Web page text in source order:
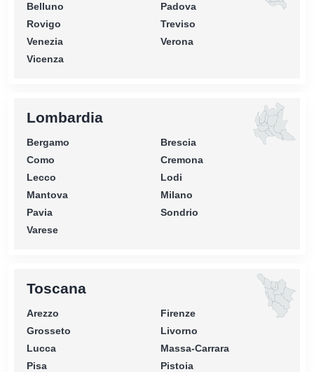
Belluno
Padova
Rovigo
Treviso
Venezia
Verona
Vicenza
Lombardia
Bergamo
Brescia
Como
Cremona
Lecco
Lodi
Mantova
Milano
Pavia
Sondrio
Varese
Toscana
Arezzo
Firenze
Grosseto
Livorno
Lucca
Massa-Carrara
Pisa
Pistoia